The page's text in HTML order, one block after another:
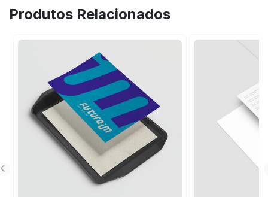
Produtos Relacionados